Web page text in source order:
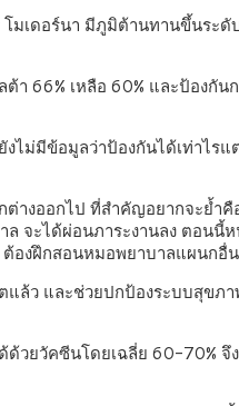
มเดอร์นา มีภูมิต้านทานขึ้นร
66% เหลือ 60% และป้องกั
ไม่มีข้อมูลว่าป้องกันได้เท่าไ
งออกไป ที่สำคัญอยากจะย้ำ
จะได้ผ่อนภาระงานลง ตอนนี้
ต้องฝึกสอนหมอพยาบาลแผนก
ล้ว และช่วยปกป้องระบบสุข
วยวัคซีนโดยเฉลี่ย 60-70%